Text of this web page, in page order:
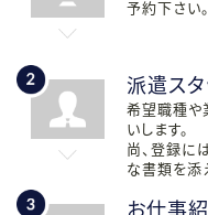
予約下さい。
派遣ス
希望職種や
いします。
尚、登録に
な書類を添
お仕事